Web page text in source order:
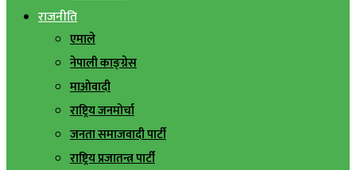
राजनीति
एमाले
नेपाली काङ्ग्रेस
माओवादी
राष्ट्रिय जनमोर्चा
जनता समाजवादी पार्टी
राष्ट्रिय प्रजातन्त्र पार्टी